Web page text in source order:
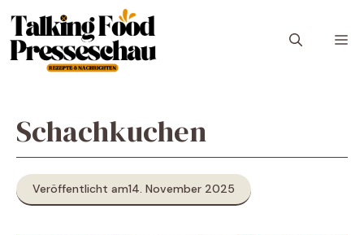
Inhalt
springen
Schachkuchen
Veröffentlicht am14. November 2025